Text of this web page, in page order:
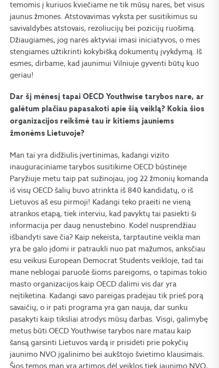
temomis į kuriuos kviečiame ne tik mūsų nares, bet visus
jaunus žmones. Atstovavimas vyksta per susitikimus su
savivaldybės atstovais, rezoliucijų bei pozicijų ruošimą.
Džiaugiamės, jog narės aktyviai imasi iniciatyvos, o mes
stengiamės užtikrinti kokybišką dokumentų įvykdymą. Iš
esmės, dirbame, kad jaunimui Vilniuje gyventi būtų kuo
geriau!
Dar šį mėnesį tapai OECD Youthwise tarybos nare, ar
galėtum plačiau papasakoti apie šią veiklą? Kokia šios
organizacijos reikšmė tau ir kitiems jauniems
žmonėms Lietuvoje?
Man tai yra didžiulis įvertinimas, kadangi vizito
inauguraciniame tarybos susitikime OECD būstinėje
Paryžiuje metu taip pat sužinojau, jog 22 žmonių komanda
iš visų OECD šalių buvo atrinkta iš 840 kandidatų, o iš
Lietuvos aš esu pirmoji! Kadangi teko praeiti ne vieną
atrankos etapą, tiek interviu, kad pavyktų tai pasiekti ši
informacija per daug nenustebino. Kodėl nusprendžiau
išbandyti save čia? Kaip nekeista, tarptautinė veikla man
yra be galo įdomi ir patraukli nuo pat mažumos, anksčiau
esu veikusi European Democrat Students veikloje, tad tai
mane neblogai paruošė šioms pareigoms, o tapimas tokio
masto organizacijos kaip OECD dalimi vis dar yra
neįtikėtina. Kadangi savo pareigas pradėjau tik prieš porą
savaičių, o ir pati programa yra gan nauja, dar sunku
pasakyti kaip tiksliai atrodys mūsų darbas. Visgi, galimybę
metus būti OECD Youthwise tarybos nare matau kaip
šansą garsinti Lietuvos vardą ir prisidėti prie pokyčių
jaunimo NVO įgalinimo bei aukštojo švietimo klausimais.
Šios temos man yra artimos dėl veiklos tiek jaunimo NVO,